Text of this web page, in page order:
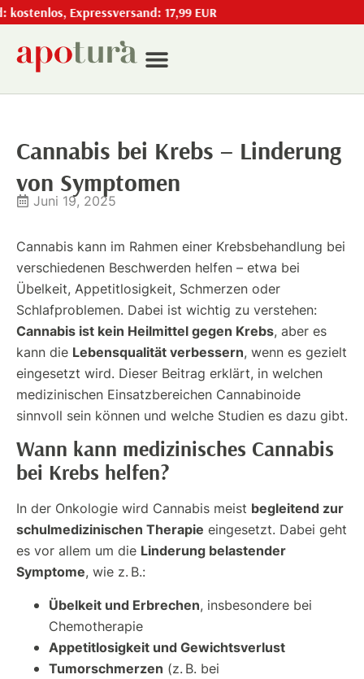
Expressversand: 17,99 EUR
Cannabis bei Krebs – Linderung
von Symptomen
Juni 19, 2025
Cannabis kann im Rahmen einer Krebsbehandlung bei
verschiedenen Beschwerden helfen – etwa bei
Übelkeit, Appetitlosigkeit, Schmerzen oder
Schlafproblemen. Dabei ist wichtig zu verstehen:
Cannabis ist kein Heilmittel gegen Krebs, aber es
kann die Lebensqualität verbessern, wenn es gezielt
eingesetzt wird. Dieser Beitrag erklärt, in welchen
medizinischen Einsatzbereichen Cannabinoide
sinnvoll sein können und welche Studien es dazu gibt.
Wann kann medizinisches Cannabis
bei Krebs helfen?
In der Onkologie wird Cannabis meist begleitend zur
schulmedizinischen Therapie eingesetzt. Dabei geht
es vor allem um die Linderung belastender
Symptome, wie z. B.:
Übelkeit und Erbrechen, insbesondere bei
Chemotherapie
Appetitlosigkeit und Gewichtsverlust
Tumorschmerzen (z. B. bei